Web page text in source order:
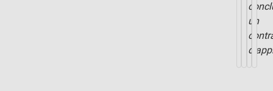
un